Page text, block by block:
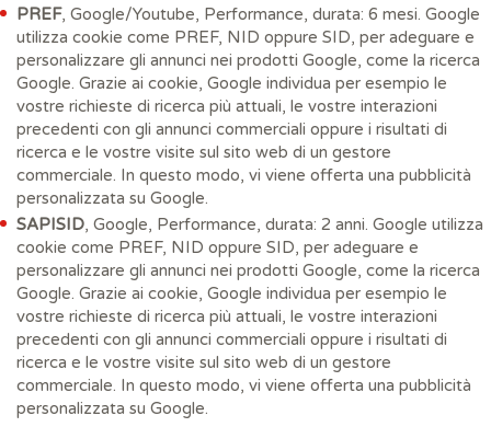
PREF, Google/Youtube, Performance, durata: 6 mesi. Google
utilizza cookie come PREF, NID oppure SID, per adeguare e
personalizzare gli annunci nei prodotti Google, come la ricerca
Google. Grazie ai cookie, Google individua per esempio le
vostre richieste di ricerca più attuali, le vostre interazioni
precedenti con gli annunci commerciali oppure i risultati di
ricerca e le vostre visite sul sito web di un gestore
commerciale. In questo modo, vi viene offerta una pubblicità
personalizzata su Google.
SAPISID, Google, Performance, durata: 2 anni. Google utilizza
cookie come PREF, NID oppure SID, per adeguare e
personalizzare gli annunci nei prodotti Google, come la ricerca
Google. Grazie ai cookie, Google individua per esempio le
vostre richieste di ricerca più attuali, le vostre interazioni
precedenti con gli annunci commerciali oppure i risultati di
ricerca e le vostre visite sul sito web di un gestore
commerciale. In questo modo, vi viene offerta una pubblicità
personalizzata su Google.